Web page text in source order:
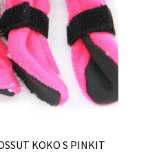
KOKO S PINKIT